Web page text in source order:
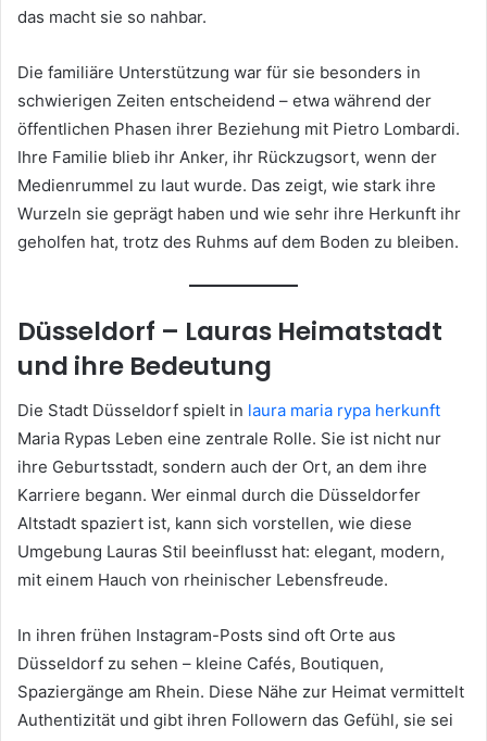
das macht sie so nahbar.
Die familiäre Unterstützung war für sie besonders in
schwierigen Zeiten entscheidend – etwa während der
öffentlichen Phasen ihrer Beziehung mit Pietro Lombardi.
Ihre Familie blieb ihr Anker, ihr Rückzugsort, wenn der
Medienrummel zu laut wurde. Das zeigt, wie stark ihre
Wurzeln sie geprägt haben und wie sehr ihre Herkunft ihr
geholfen hat, trotz des Ruhms auf dem Boden zu bleiben.
Düsseldorf – Lauras Heimatstadt
und ihre Bedeutung
Die Stadt Düsseldorf spielt in laura maria rypa herkunft
Maria Rypas Leben eine zentrale Rolle. Sie ist nicht nur
ihre Geburtsstadt, sondern auch der Ort, an dem ihre
Karriere begann. Wer einmal durch die Düsseldorfer
Altstadt spaziert ist, kann sich vorstellen, wie diese
Umgebung Lauras Stil beeinflusst hat: elegant, modern,
mit einem Hauch von rheinischer Lebensfreude.
In ihren frühen Instagram-Posts sind oft Orte aus
Düsseldorf zu sehen – kleine Cafés, Boutiquen,
Spaziergänge am Rhein. Diese Nähe zur Heimat vermittelt
Authentizität und gibt ihren Followern das Gefühl, sie sei